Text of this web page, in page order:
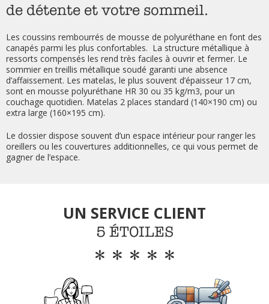
de détente et votre sommeil.
Les coussins rembourrés de mousse de polyuréthane en font des
canapés parmi les plus confortables. La structure métallique à
ressorts compensés les rend très faciles à ouvrir et fermer. Le
sommier en treillis métallique soudé garanti une absence
d’affaissement. Les matelas, le plus souvent d’épaisseur 17 cm,
sont en mousse polyuréthane HR 30 ou 35 kg/m3, pour un
couchage quotidien. Matelas 2 places standard (140×190 cm) ou
extra large (160×195 cm).
Le dossier dispose souvent d’un espace intérieur pour ranger les
oreillers ou les couvertures additionnelles, ce qui vous permet de
gagner de l’espace.
UN SERVICE CLIENT
5 ÉTOILES
*****